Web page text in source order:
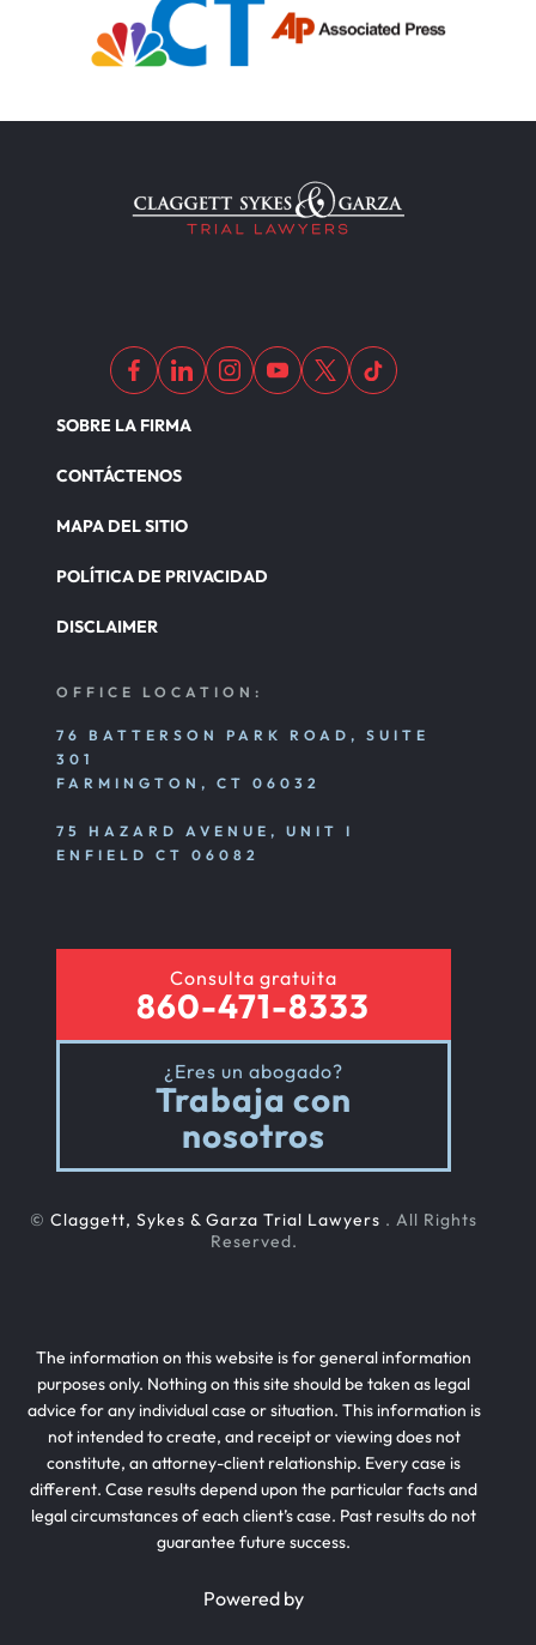
SOBRE LA FIRMA
CONTÁCTENOS
MAPA DEL SITIO
POLÍTICA DE PRIVACIDAD
DISCLAIMER
OFFICE LOCATION:
76 BATTERSON PARK ROAD, SUITE
301
FARMINGTON, CT 06032
75 HAZARD AVENUE, UNIT I
ENFIELD CT 06082
Consulta gratuita
860-471-8333
¿Eres un abogado?
Trabaja con
nosotros
© Claggett, Sykes & Garza Trial Lawyers . All Rights
Reserved.
The information on this website is for general information
purposes only. Nothing on this site should be taken as legal
advice for any individual case or situation. This information is
not intended to create, and receipt or viewing does not
constitute, an attorney-client relationship. Every case is
different. Case results depend upon the particular facts and
legal circumstances of each client’s case. Past results do not
guarantee future success.
Powered by